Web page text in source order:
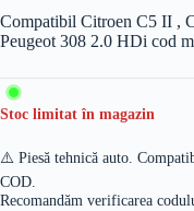
Compatibil Citroen C5 II ,
Peugeot 308 2.0 HDi cod
Stoc limitat în magazin
⚠️ Piesă tehnică auto.
COD.
Recomandăm verificarea